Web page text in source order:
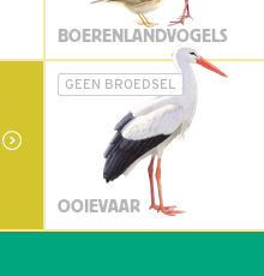
BOERENLANDVOGELS
GEEN BROEDSEL
OOIEVAAR